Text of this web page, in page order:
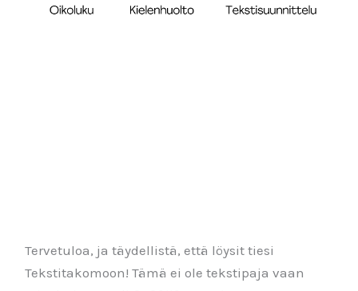
Tervetuloa, ja täydellistä, että löysit tiesi
Tekstitakomoon! Tämä ei ole tekstipaja vaan